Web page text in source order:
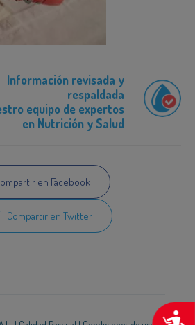
Información revisada y
respaldada
equipo de expertos
en Nutrición y Salud
en Facebook
Compartir en Twitter